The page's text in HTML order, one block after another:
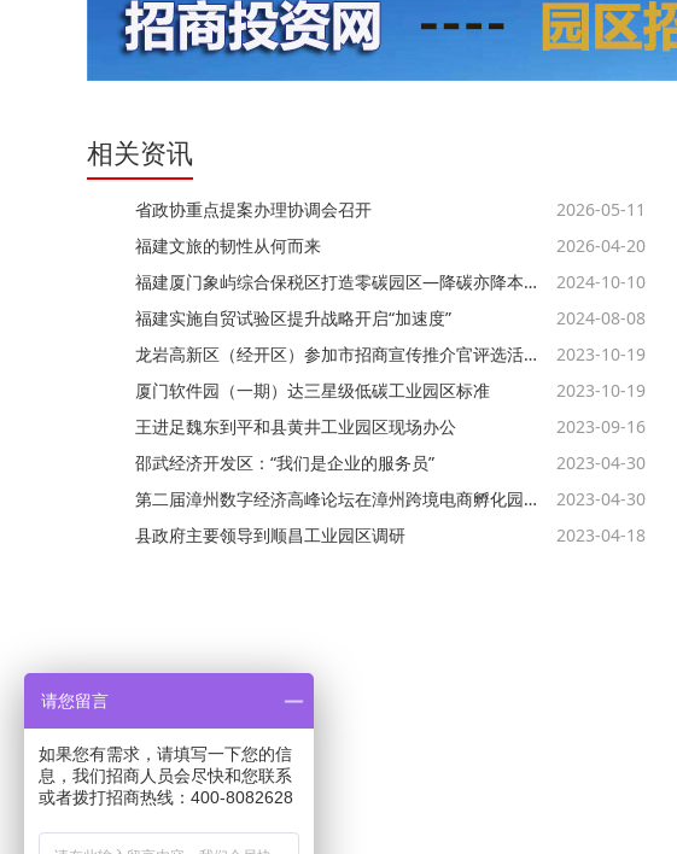
相关资讯
省政协重点提案办理协调会召开
2026-05-11
福建文旅的韧性从何而来
2026-04-20
福建厦门象屿综合保税区打造零碳园区—降碳亦降本 增绿也增效
2024-10-10
福建实施自贸试验区提升战略开启“加速度”
2024-08-08
龙岩高新区（经开区）参加市招商宣传推介官评选活动获得一金一银
2023-10-19
厦门软件园（一期）达三星级低碳工业园区标准
2023-10-19
王进足魏东到平和县黄井工业园区现场办公
2023-09-16
邵武经济开发区：“我们是企业的服务员”
2023-04-30
第二届漳州数字经济高峰论坛在漳州跨境电商孵化园成功举办
2023-04-30
县政府主要领导到顺昌工业园区调研
2023-04-18
请您留言
如果您有需求，请填写一下您的信
息，我们招商人员会尽快和您联系
或者拨打招商热线：400-8082628